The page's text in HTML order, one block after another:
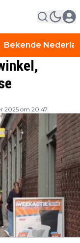
Bekende
2025 om 20:47